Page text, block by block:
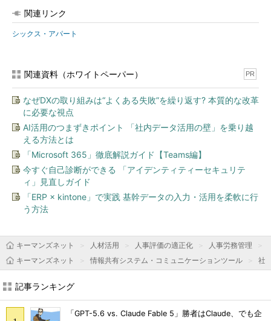
関連リンク
シックス・アパート
関連資料（ホワイトペーパー） PR
なぜDXの取り組みは“よくある失敗”を繰り返す? 本質的な改革
に必要な視点
AI活用のつまずきポイント 「社内データ活用の壁」を乗り越
える方法とは
「Microsoft 365」徹底解説ガイド【Teams編】
今すぐ自己診断ができる 「アイデンティティーセキュリテ
ィ」見直しガイド
「ERP × kintone」で実践 基幹データの入力・活用を柔軟に行
う方法
キーマンズネット 人材活用 人事評価の適正化 人事労務管理
キーマンズネット
情報共有システム・コミュニケーションツール 社
記事ランキング
「GPT-5.6 vs. Claude Fable 5」勝者はClaude、でも企